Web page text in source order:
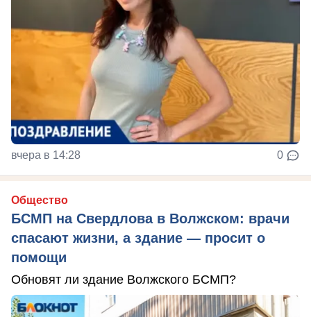
вчера в 14:28 0
Общество
БСМП на Свердлова в Волжском: врачи
спасают жизни, а здание — просит о
помощи
Обновят ли здание Волжского БСМП?